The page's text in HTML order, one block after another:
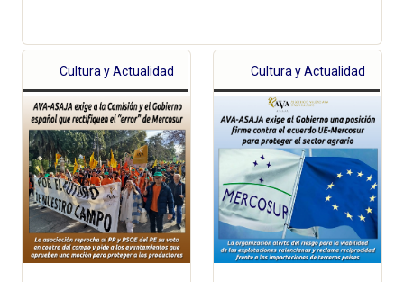
Cultura y Actualidad Cultura y Actualidad